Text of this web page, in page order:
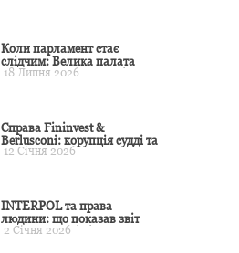
Коли парламент стає
слідчим: Велика палата
ЄСПЛ окреслила межі
18 Липня 2026
Справа Fininvest &
Berlusconi: корупція судді та
презумпція невинуватості
12 Січня 2026
INTERPOL та права
людини: що показав звіт
CCF за 2024 рік і чого чекати
2 Січня 2026